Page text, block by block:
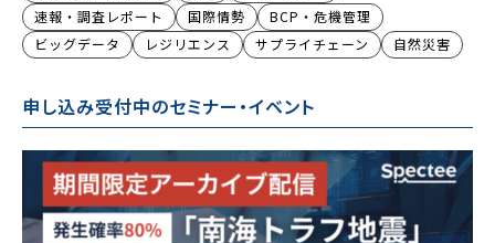
速報・調査レポート
国際情勢
BCP・危機管理
ビッグデータ
レジリエンス サプライチェーン 自然災害
申し込み受付中のセミナー・イベント